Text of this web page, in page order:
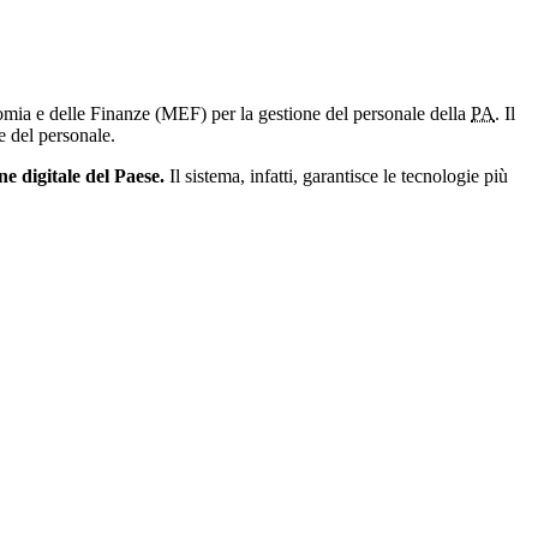
e delle Finanze (MEF) per la gestione del personale della PA. Il
del personale.
digitale del Paese. Il sistema, infatti, garantisce le tecnologie più